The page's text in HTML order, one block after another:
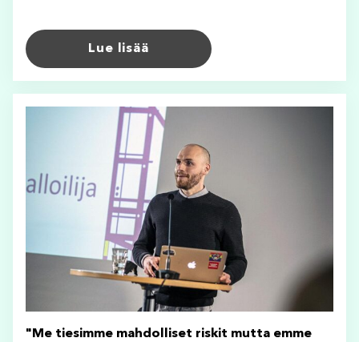
Lue lisää
"Me tiesimme mahdolliset riskit mutta emme